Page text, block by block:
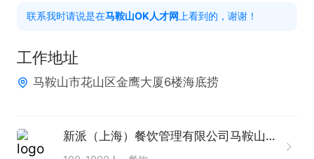
3.上述福利待遇的享受条件和适用范围以公司福利制
四、【注意事项】
面试需提供个人身份证原件或身份证明材料。
联系我时请说是在马鞍山OK人才网 上看到的，谢谢！
工作地址
马鞍山市花山区金鹰大厦6楼海底捞
新派（上海）餐饮管理有限公司马鞍山第一分公司